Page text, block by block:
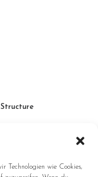
Technologien wie Cookies,
Structure